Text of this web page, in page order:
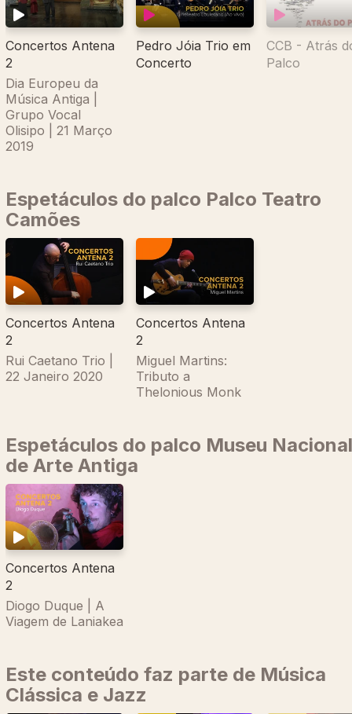
Concertos Antena
2
Dia Europeu da
Música Antiga |
Grupo Vocal
Olisipo | 21 Março
2019
Pedro Jóia Trio em
Concerto
CCB - Atrás
Palco
Espetáculos do palco Palco Teatro
Camões
Concertos Antena
2
Rui Caetano Trio |
22 Janeiro 2020
Concertos Antena
2
Miguel Martins:
Tributo a
Thelonious Monk
Espetáculos do palco Museu Nacional
de Arte Antiga
Concertos Antena
2
Diogo Duque | A
Viagem de Laniakea
Este conteúdo faz parte de Música
Clássica e Jazz